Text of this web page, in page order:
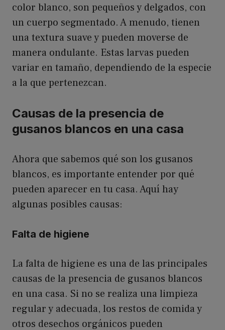
color blanco, son pequeños y delgados, con
un cuerpo segmentado. A menudo, tienen
una textura suave y pueden moverse de
manera ondulante. Estas larvas pueden
variar en tamaño, dependiendo de la especie
a la que pertenezcan.
Causas de la presencia de
gusanos blancos en una casa
Ahora que sabemos qué son los gusanos
blancos, es importante entender por qué
pueden aparecer en tu casa. Aquí hay
algunas posibles causas:
Falta de higiene
La falta de higiene es una de las principales
causas de la presencia de gusanos blancos
en una casa. Si no se realiza una limpieza
regular y adecuada, los restos de comida y
otros desechos orgánicos pueden